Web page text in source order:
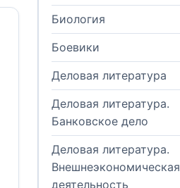
Биология
Боевики
Деловая литература
Деловая литература.
Банковское дело
Деловая литература.
Внешнеэкономическая
деятельность